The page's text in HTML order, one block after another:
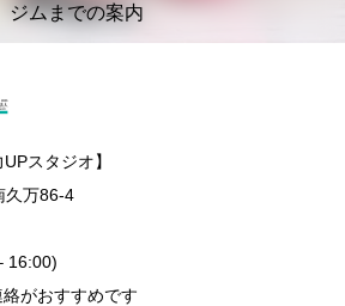
ジムまでの案内
スタジオ】
万86-4
16:00)
がおすすめです